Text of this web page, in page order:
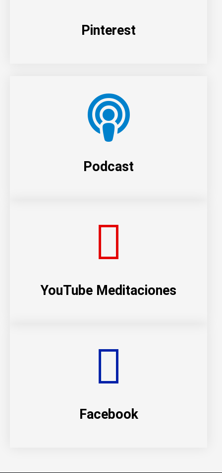
Pinterest
Podcast
YouTube Meditaciones
Facebook